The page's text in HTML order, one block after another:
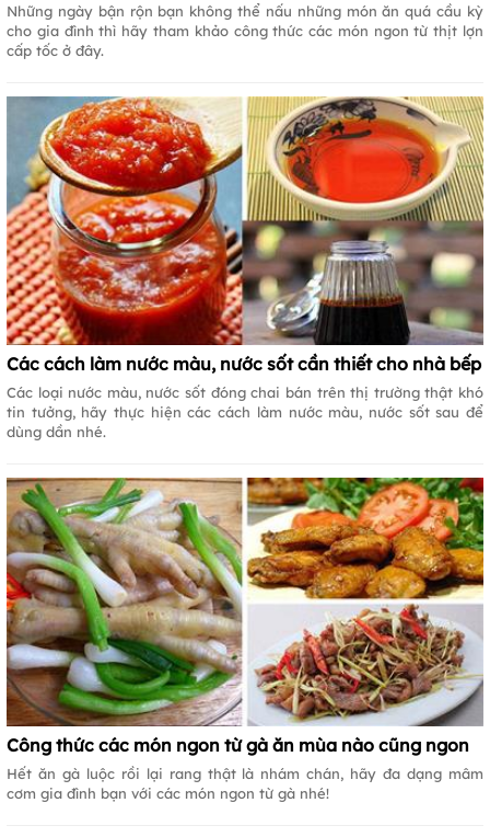
Những ngày bận rộn bạn không thể nấu những món ăn quá cầu kỳ
cho gia đình thì hãy tham khảo công thức các món ngon từ thịt lợn
cấp tốc ở đây.
Các cách làm nước màu, nước sốt cần thiết cho nhà bếp
Các loại nước màu, nước sốt đóng chai bán trên thị trường thật khó
tin tưởng, hãy thực hiện các cách làm nước màu, nước sốt sau để
dùng dần nhé.
Công thức các món ngon từ gà ăn mùa nào cũng ngon
Hết ăn gà luộc rồi lại rang thật là nhám chán, hãy đa dạng mâm
cơm gia đình bạn với các món ngon từ gà nhé!